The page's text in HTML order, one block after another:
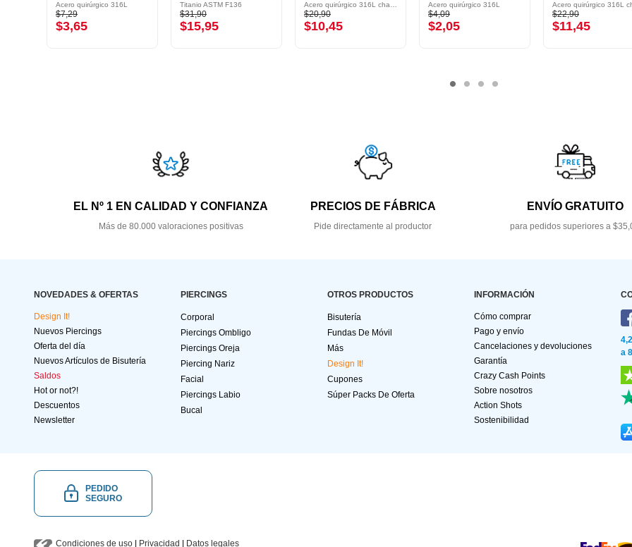
Acero quirúrgico 316L
$7,29
$3,65
Titanio ASTM F136
$31,90
$15,95
$20,90
$10,45
Acero quirúrgico 316L
$4,09
$2,05
$22,90
$11,45
EL Nº 1 EN CALIDAD Y CONFIANZA
Más de 80.000 valoraciones positivas
PRECIOS DE FÁBRICA
Pide directamente al productor
ENVÍO GRATUITO
para pedidos superiores a
NOVEDADES & OFERTAS
Design It!
Nuevos Piercings
Oferta del día
Nuevos Artículos de Bisutería
Saldos
Hot or not?!
Descuentos
Newsletter
PIERCINGS
Corporal
Piercings Ombligo
Piercings Oreja
Piercing Nariz
Facial
Piercings Labio
Bucal
OTROS PRODUCTOS
Bisutería
Fundas De Móvil
Más
Design It!
Cupones
Súper Packs De Oferta
INFORMACIÓN
Cómo comprar
Pago y envío
Cancelaciones y devoluciones
Garantía
Crazy Cash Points
Sobre nosotros
Action Shots
Sostenibilidad
a
PEDIDO
SEGURO
Condiciones de uso Privacidad Datos legales